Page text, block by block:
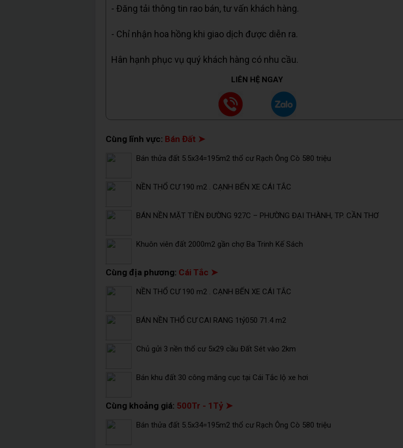
- Đăng tải thông tin rao bán, tư vấn khách hàng.
- Chỉ nhận hoa hồng khi giao dịch được diễn ra.
Hân hạnh phục vụ quý khách hàng có nhu cầu.
LIÊN HỆ NGAY
Cùng lĩnh vực: Bán Đất ➤
Bán thửa đất 5.5x34=195m2 thổ cư Rạch Ông Cò 580 triệu
NỀN THỔ CƯ 190 m2 . CẠNH BẾN XE CÁI TẮC
BÁN NỀN MẶT TIỀN ĐƯỜNG 927C – PHƯỜNG ĐẠI THÀNH, TP. CẦN THƠ
Khuôn viên đất 2000m2 gần chợ Ba Trinh Kế Sách
Cùng địa phương: Cái Tắc ➤
NỀN THỔ CƯ 190 m2 . CẠNH BẾN XE CÁI TẮC
BÁN NỀN THỔ CƯ CAI RANG 1tỷ050 71.4 m2
Chủ gửi 3 nền thổ cư 5x29 cầu Đất Sét vào 2km
Bán khu đất 30 công măng cục tại Cái Tắc lộ xe hơi
Cùng khoảng giá: 500Tr - 1Tỷ ➤
Bán thửa đất 5.5x34=195m2 thổ cư Rạch Ông Cò 580 triệu